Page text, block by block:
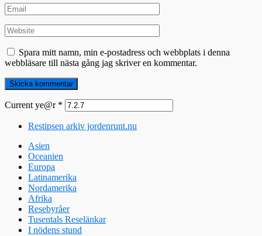
Spara mitt namn, min e-postadress och webbplats i denna
webbläsare till nästa gång jag skriver en kommentar.
Current ye@r *
Restipsen arkiv jordenrunt.nu
Asien
Oceanien
Europa
Latinamerika
Nordamerika
Afrika
Resebyråer
Tusentals Reselänkar
I nödens stund